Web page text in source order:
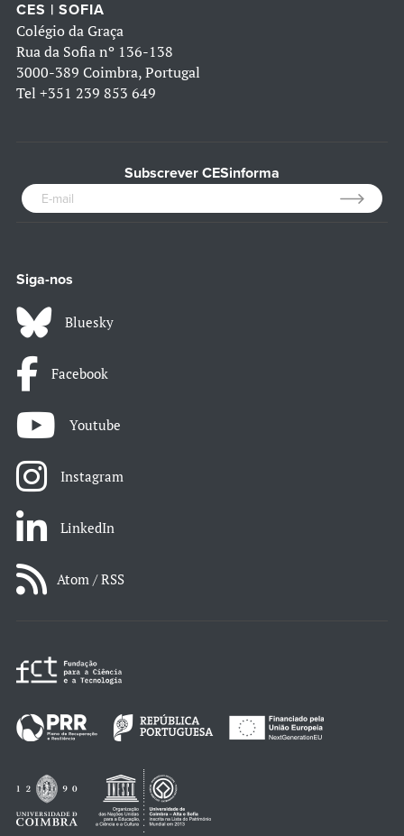
CES | SOFIA
Colégio da Graça
Rua da Sofia nº 136-138
3000-389 Coimbra, Portugal
Tel +351 239 853 649
Subscrever CESinforma
Siga-nos
Bluesky
Facebook
Youtube
Instagram
LinkedIn
Atom / RSS